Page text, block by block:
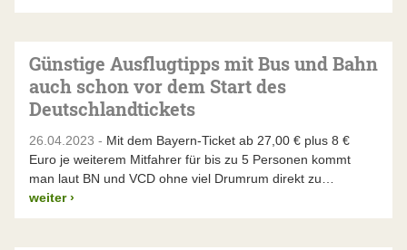
Günstige Ausflugtipps mit Bus und Bahn
auch schon vor dem Start des
Deutschlandtickets
26.04.2023 - Mit dem Bayern-Ticket ab 27,00 € plus 8 €
Euro je weiterem Mitfahrer für bis zu 5 Personen kommt
man laut BN und VCD ohne viel Drumrum direkt zu…
weiter ›